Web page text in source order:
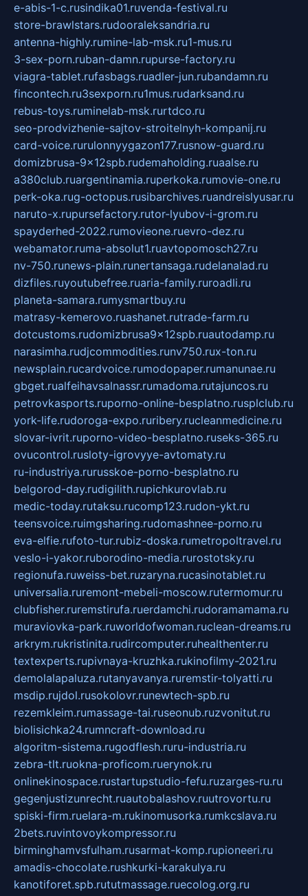
e-abis-1-c.rusindika01.ruvenda-festival.ru
store-brawlstars.rudooraleksandria.ru
antenna-highly.rumine-lab-msk.ru1-mus.ru
3-sex-porn.ruban-damn.rupurse-factory.ru
viagra-tablet.rufasbags.ruadler-jun.rubandamn.ru
fincontech.ru3sexporn.ru1mus.rudarksand.ru
rebus-toys.ruminelab-msk.rurtdco.ru
seo-prodvizhenie-sajtov-stroitelnyh-kompanij.ru
card-voice.rurulonnyygazon177.rusnow-guard.ru
domizbrusa-9x12spb.rudemaholding.ruaalse.ru
a380club.ruargentinamia.ruperkoka.rumovie-one.ru
perk-oka.rug-octopus.rusibarchives.ruandreislyusar.ru
naruto-x.rupursefactory.rutor-lyubov-i-grom.ru
spayderhed-2022.rumovieone.ruevro-dez.ru
webamator.ruma-absolut1.ruavtopomosch27.ru
nv-750.runews-plain.runertansaga.rudelanalad.ru
dizfiles.ruyoutubefree.ruaria-family.ruroadli.ru
planeta-samara.rumysmartbuy.ru
matrasy-kemerovo.ruashanet.rutrade-farm.ru
dotcustoms.rudomizbrusa9x12spb.ruautodamp.ru
narasimha.rudjcommodities.runv750.rux-ton.ru
newsplain.rucardvoice.rumodopaper.rumanunae.ru
gbget.rualfeihavsalnassr.rumadoma.rutajuncos.ru
petrovkasports.ruporno-online-besplatno.rusplclub.ru
york-life.rudoroga-expo.ruribery.rucleanmedicine.ru
slovar-ivrit.ruporno-video-besplatno.ruseks-365.ru
ovucontrol.rusloty-igrovyye-avtomaty.ru
ru-industriya.rurusskoe-porno-besplatno.ru
belgorod-day.rudigilith.rupichkurovlab.ru
medic-today.rutaksu.rucomp123.rudon-ykt.ru
teensvoice.ruimgsharing.rudomashnee-porno.ru
eva-elfie.rufoto-tur.rubiz-doska.rumetropoltravel.ru
veslo-i-yakor.ruborodino-media.rurostotsky.ru
regionufa.ruweiss-bet.ruzaryna.rucasinotablet.ru
universalia.ruremont-mebeli-moscow.rutermomur.ru
clubfisher.ruremstirufa.ruerdamchi.rudoramamama.ru
muraviovka-park.ruworldofwoman.ruclean-dreams.ru
arkrym.rukristinita.rudircomputer.ruhealthenter.ru
textexperts.rupivnaya-kruzhka.rukinofilmy-2021.ru
demolalapaluza.rutanyavanya.ruremstir-tolyatti.ru
msdip.rujdol.rusokolovr.runewtech-spb.ru
rezemkleim.rumassage-tai.ruseonub.ruzvonitut.ru
biolisichka24.rumncraft-download.ru
algoritm-sistema.rugodflesh.ruru-industria.ru
zebra-tlt.ruokna-proficom.ruerynok.ru
onlinekinospace.rustartupstudio-fefu.ruzarges-ru.ru
gegenjustizunrecht.ruautobalashov.ruutrovortu.ru
spiski-firm.ruelara-m.rukinomusorka.rumkcslava.ru
2bets.ruvintovoykompressor.ru
birminghamvsfulham.rusarmat-komp.rupioneeri.ru
amadis-chocolate.rushkurki-karakulya.ru
kanotiforet.spb.rututmassage.ruecolog.org.ru